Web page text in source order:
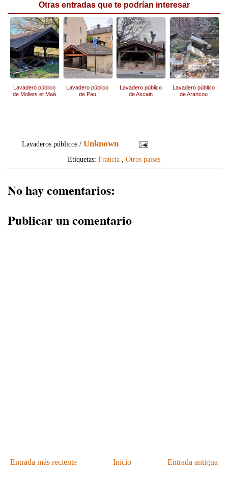
Otras entradas que te podrían interesar
Lavadero público
de Moliets et Maâ
Lavadero público
de Pau
Lavadero público
de Ascain
Lavadero público
de Arancou
Lavaderos públicos /Unknown
Etiquetas: Francia Otros países
No hay comentarios:
Publicar un comentario
Entrada más reciente Entrada antigua
Inicio